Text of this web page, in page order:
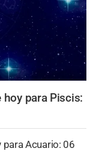
para Piscis:
Acuario: 06